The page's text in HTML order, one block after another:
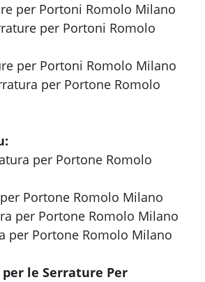
per Portoni Romolo Milano
per Portoni Romolo
per Portoni Romolo Milano
per Portone Romolo
per Portone Romolo
Portone Romolo Milano
per Portone Romolo Milano
per Portone Romolo Milano
le Serrature Per